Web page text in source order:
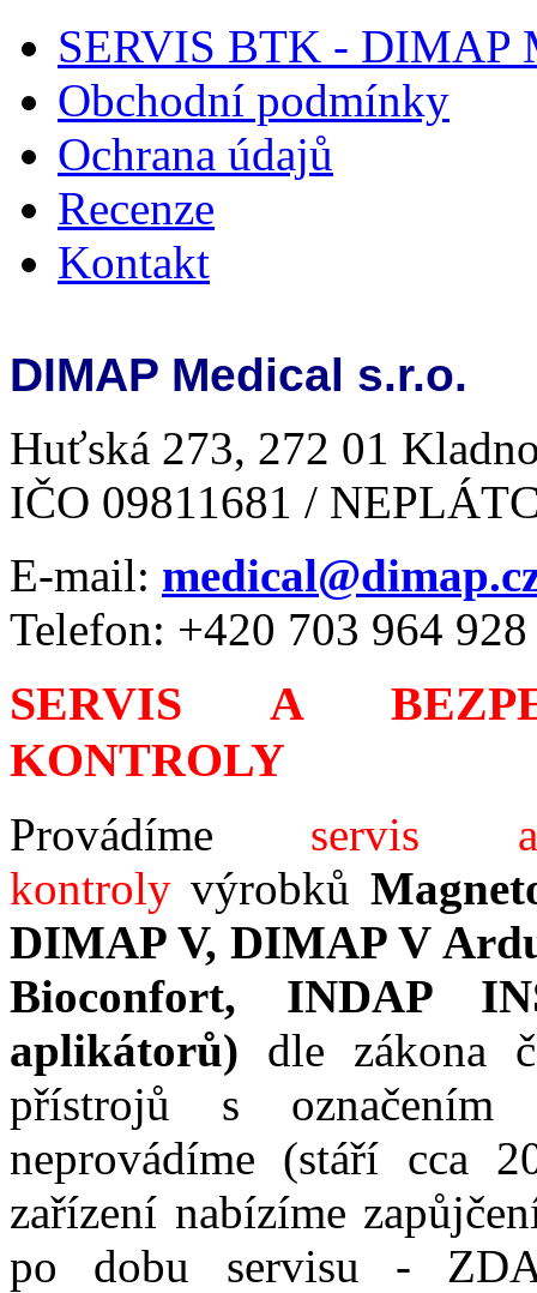
SERVIS BTK - DIMAP
Obchodní podmínky
Ochrana údajů
Recenze
Kontakt
DIMAP Medical s.r.o.
Huťská 273, 272 01
IČO 09811681 /
E-mail:
Telefon: +420 703 964 928
SERVIS A
KONTROLY
Provádíme servis a
kontrolyvýrobků
DIMAP V, DIMAP V
Bioconfort, INDAP
aplikátorů) dle zákona
přístrojů s označením
neprovádíme (stáří cca
zařízení nabízíme
po dobu servisu -